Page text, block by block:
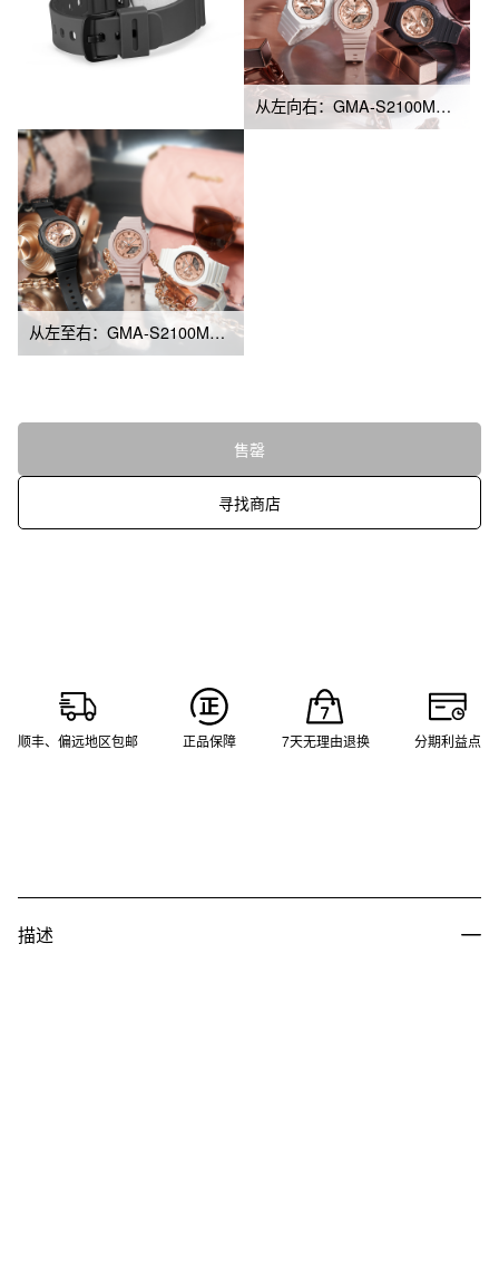
从左向右：GMA-S2100MD-7A、GMA-S2100MD-4A、GMA-S2100MD-1A
从左至右：GMA-S2100MD-1A、GMA-S2100MD-4A、GMA-S2100MD-7A
售罄
寻找商店
顺丰、偏远地区包邮 正品保障 7天无理由退换 分期利益点
描述